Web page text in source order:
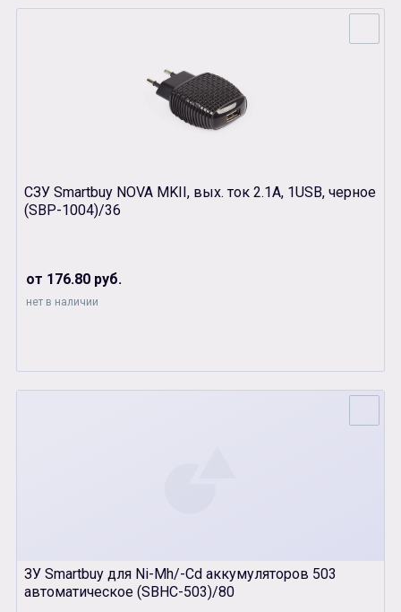
СЗУ Smartbuy NOVA MKII, вых. ток 2.1А, 1USB, черное
(SBР-1004)/36
от 176.80 руб.
нет в наличии
ЗУ Smartbuy для Ni-Mh/-Cd аккумуляторов 503
автоматическое (SBHC-503)/80